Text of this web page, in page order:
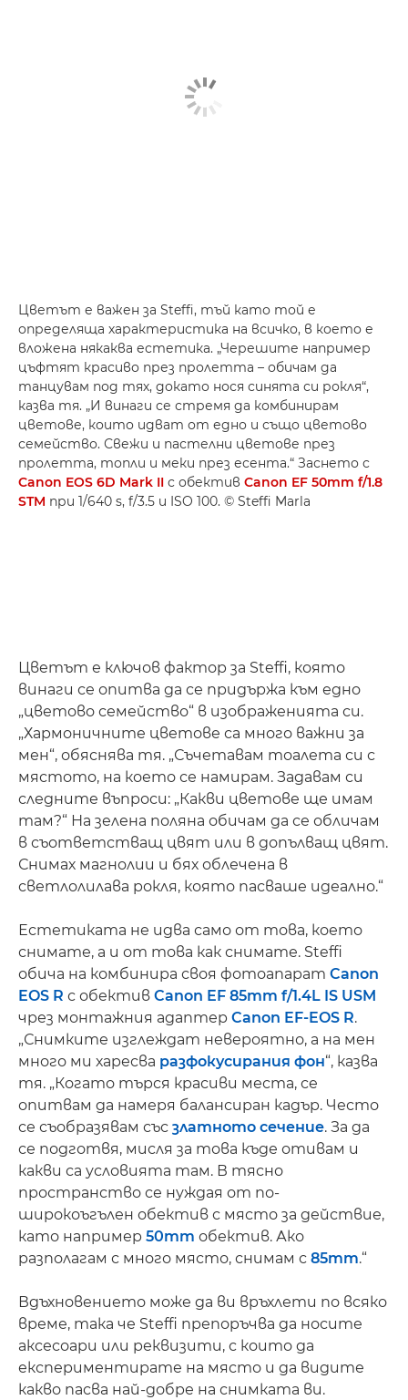
Цветът е важен за Steffi, тъй като той е
определяща характеристика на всичко, в което е
вложена някаква естетика. „Черешите например
цъфтят красиво през пролетта – обичам да
танцувам под тях, докато нося синята си рокля“,
казва тя. „И винаги се стремя да комбинирам
цветове, които идват от едно и също цветово
семейство. Свежи и пастелни цветове през
пролетта, топли и меки през есента.“ Заснето с
Canon EOS 6D Mark II с обектив Canon EF 50mm f/1.8
STM при 1/640 s, f/3.5 и ISO 100. © Steffi Marla
Цветът е ключов фактор за Steffi, която
винаги се опитва да се придържа към едно
„цветово семейство“ в изображенията си.
„Хармоничните цветове са много важни за
мен“, обяснява тя. „Съчетавам тоалета си с
мястото, на което се намирам. Задавам си
следните въпроси: „Какви цветове ще имам
там?“ На зелена поляна обичам да се обличам
в съответстващ цвят или в допълващ цвят.
Снимах магнолии и бях облечена в
светлолилава рокля, която пасваше идеално.“
Естетиката не идва само от това, което
снимате, а и от това как снимате. Steffi
обича на комбинира своя фотоапарат Canon
EOS R с обектив Canon EF 85mm f/1.4L IS USM
чрез монтажния адаптер Canon EF-EOS R.
„Снимките изглеждат невероятно, а на мен
много ми харесва разфокусирания фон“, казва
тя. „Когато търся красиви места, се
опитвам да намеря балансиран кадър. Често
се съобразявам със златното сечение. За да
се подготвя, мисля за това къде отивам и
какви са условията там. В тясно
пространство се нуждая от по-
широкоъгълен обектив с място за действие,
като например 50mm обектив. Ако
разполагам с много място, снимам с 85mm.“
Вдъхновението може да ви връхлети по всяко
време, така че Steffi препоръчва да носите
аксесоари или реквизити, с които да
експериментирате на място и да видите
какво пасва най-добре на снимката ви.